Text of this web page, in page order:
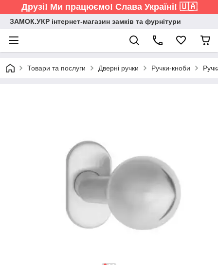
Друзі! Ми працюємо! Слава Україні! 🇺🇦
ЗАМОК.УКР інтернет-магазин замків та фурнітури
Товари та послуги Дверні ручки Ручки-кноби